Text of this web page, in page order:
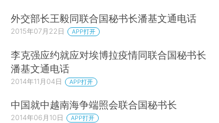
外交部长王毅同联合国秘书长潘基文通电话
2015年07月22日 APP打开
李克强应约就应对埃博拉疫情同联合国秘书长
潘基文通电话
2014年11月04日 APP打开
中国就中越南海争端照会联合国秘书长
2014年06月10日 APP打开